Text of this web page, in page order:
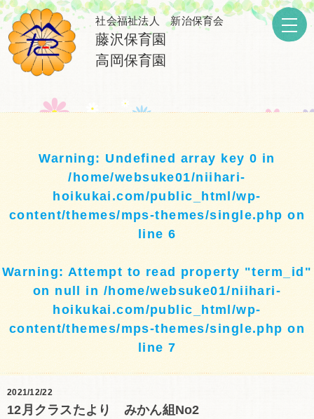
社会福祉法人 新治保育会
藤沢保育園
高岡保育園
Warning: Undefined array key 0 in
/home/websuke01/niihari-
hoikukai.com/public_html/wp-
content/themes/mps-themes/single.php on
line 6
Warning: Attempt to read property "term_id"
on null in /home/websuke01/niihari-
hoikukai.com/public_html/wp-
content/themes/mps-themes/single.php on
line 7
2021/12/22
12月クラスたより みかん組No2